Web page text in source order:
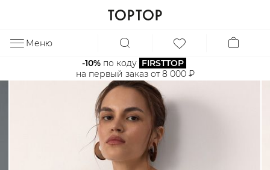
Меню
-10% по коду FIRSTTOP
на первый заказ от 8 000 ₽